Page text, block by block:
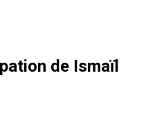
de Ismaïl